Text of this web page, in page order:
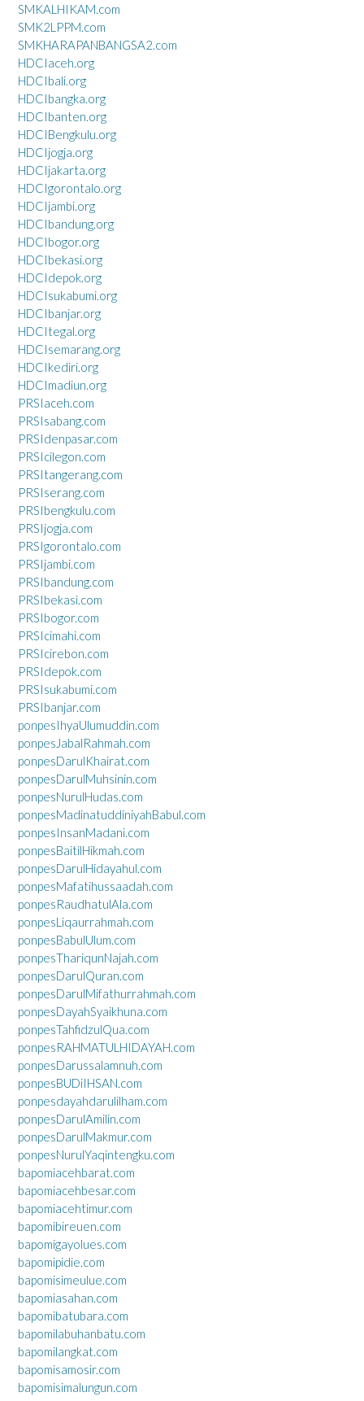
SMKALHIKAM.com
SMK2LPPM.com
SMKHARAPANBANGSA2.com
HDCIaceh.org
HDCIbali.org
HDCIbangka.org
HDCIbanten.org
HDCIBengkulu.org
HDCIjogja.org
HDCIjakarta.org
HDCIgorontalo.org
HDCIjambi.org
HDCIbandung.org
HDCIbogor.org
HDCIbekasi.org
HDCIdepok.org
HDCIsukabumi.org
HDCIbanjar.org
HDCItegal.org
HDCIsemarang.org
HDCIkediri.org
HDCImadiun.org
PRSIaceh.com
PRSIsabang.com
PRSIdenpasar.com
PRSIcilegon.com
PRSItangerang.com
PRSIserang.com
PRSIbengkulu.com
PRSIjogja.com
PRSIgorontalo.com
PRSIjambi.com
PRSIbandung.com
PRSIbekasi.com
PRSIbogor.com
PRSIcimahi.com
PRSIcirebon.com
PRSIdepok.com
PRSIsukabumi.com
PRSIbanjar.com
ponpesIhyaUlumuddin.com
ponpesJabalRahmah.com
ponpesDarulKhairat.com
ponpesDarulMuhsinin.com
ponpesNurulHudas.com
ponpesMadinatuddiniyahBabul.com
ponpesInsanMadani.com
ponpesBaitilHikmah.com
ponpesDarulHidayahul.com
ponpesMafatihussaadah.com
ponpesRaudhatulAla.com
ponpesLiqaurrahmah.com
ponpesBabulUlum.com
ponpesThariqunNajah.com
ponpesDarulQuran.com
ponpesDarulMifathurrahmah.com
ponpesDayahSyaikhuna.com
ponpesTahfidzulQua.com
ponpesRAHMATULHIDAYAH.com
ponpesDarussalamnuh.com
ponpesBUDiIHSAN.com
ponpesdayahdarulilham.com
ponpesDarulAmilin.com
ponpesDarulMakmur.com
ponpesNurulYaqintengku.com
bapomiacehbarat.com
bapomiacehbesar.com
bapomiacehtimur.com
bapomibireuen.com
bapomigayolues.com
bapomipidie.com
bapomisimeulue.com
bapomiasahan.com
bapomibatubara.com
bapomilabuhanbatu.com
bapomilangkat.com
bapomisamosir.com
bapomisimalungun.com